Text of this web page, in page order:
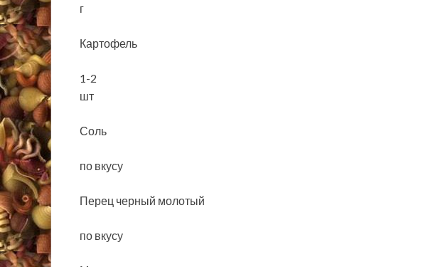
г
Картофель
1-2
шт
Соль
по вкусу
Перец черный молотый
по вкусу